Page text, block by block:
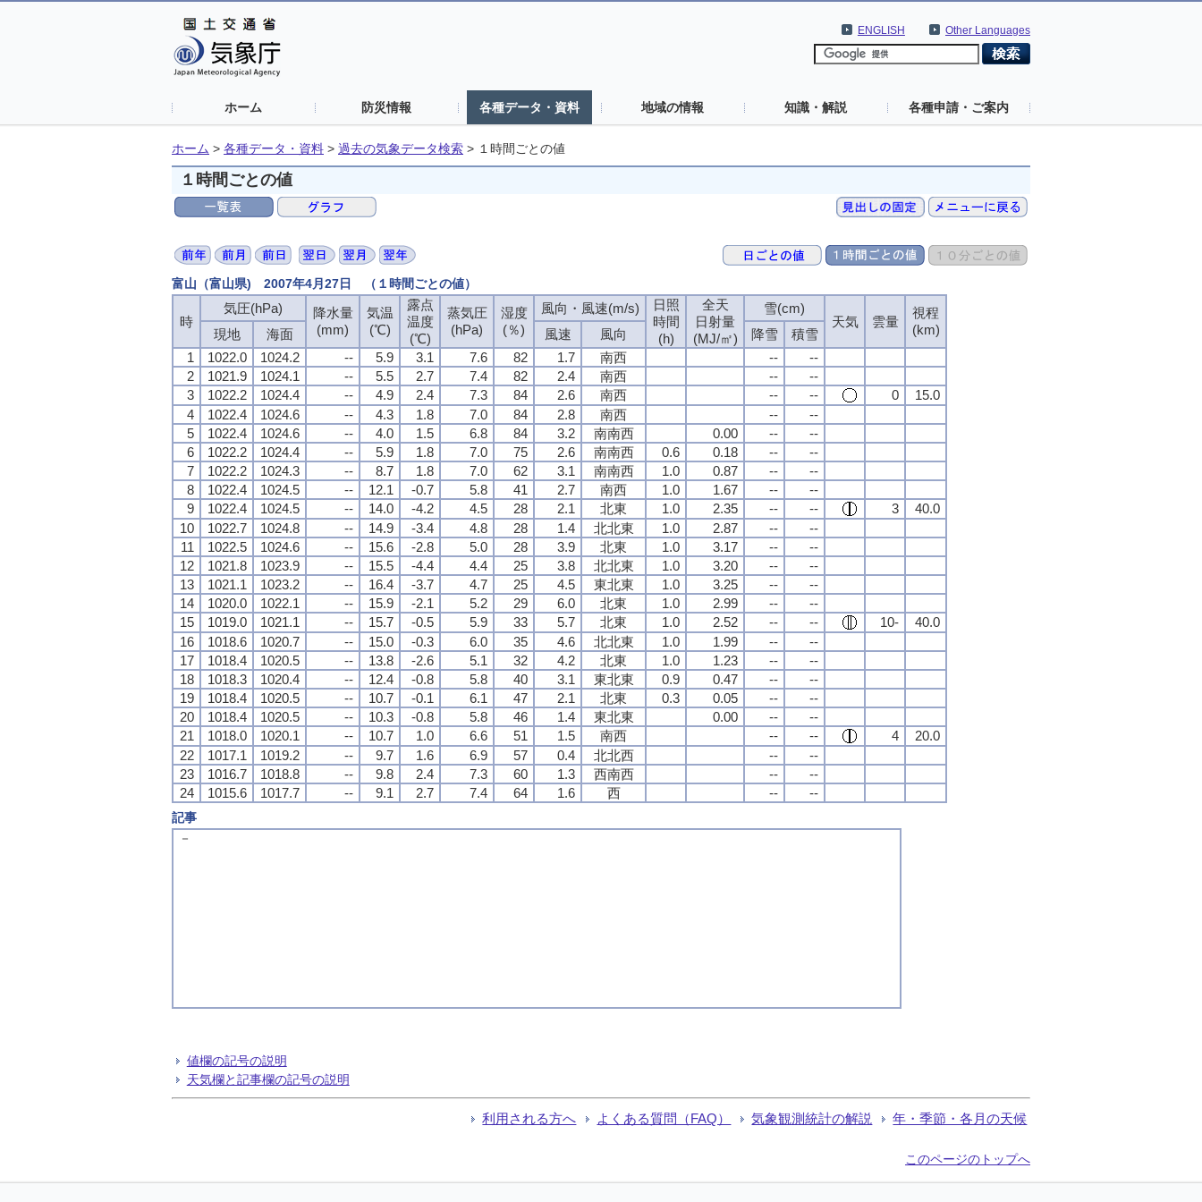
Other Languages
ENGLISH
ホーム 防災情報 各種データ・資料 地域の情報 知識・解説 各種申請・ご案内
ホーム > 各種データ・資料 > 過去の気象データ検索 > １時間ごとの値
１時間ごとの値
富山（富山県) 2007年4月27日 （１時間ごとの値）
時
気圧(hPa)
降水量
(mm)
気温
(℃)
露点
温度
(℃)
蒸気圧
(hPa)
湿度
(％)
風向・風速(m/s)
日照
時間
(h)
全天
日射量
(MJ/㎡)
雪(cm)
天気
雲量
視程
(km)
現地 海面 風速 風向 降雪
積雪
1
1022.0 1024.2 -- 5.9 3.1 7.6 82 1.7 南西 --
--
2
1021.9 1024.1 -- 5.5 2.7 7.4 82 2.4 南西 --
--
3
1022.2 1024.4 -- 4.9 2.4 7.3 84 2.6 南西 -- -- 0
15.0
4
1022.4 1024.6 -- 4.3 1.8 7.0 84 2.8 南西 --
--
5
1022.4 1024.6 -- 4.0 1.5 6.8 84 3.2 南南西 0.00 --
--
6
1022.2 1024.4 -- 5.9 1.8 7.0 75 2.6 南南西 0.6 0.18 --
--
7
1022.2 1024.3 -- 8.7 1.8 7.0 62 3.1 南南西 1.0 0.87 --
--
8
1022.4 1024.5 -- 12.1 -0.7 5.8 41 2.7 南西 1.0 1.67 --
--
9
1022.4 1024.5 -- 14.0 -4.2 4.5 28 2.1 北東 1.0 2.35 -- -- 3
40.0
10
1022.7 1024.8 -- 14.9 -3.4 4.8 28 1.4 北北東 1.0 2.87 --
--
11
1022.5 1024.6 -- 15.6 -2.8 5.0 28 3.9 北東 1.0 3.17 --
--
12
1021.8 1023.9 -- 15.5 -4.4 4.4 25 3.8 北北東 1.0 3.20 --
--
13
1021.1 1023.2 -- 16.4 -3.7 4.7 25 4.5 東北東 1.0 3.25 --
--
14
1020.0 1022.1 -- 15.9 -2.1 5.2 29 6.0 北東 1.0 2.99 --
--
15
1019.0 1021.1 -- 15.7 -0.5 5.9 33 5.7 北東 1.0 2.52 -- -- 10-
40.0
16
1018.6 1020.7 -- 15.0 -0.3 6.0 35 4.6 北北東 1.0 1.99 --
--
17
1018.4 1020.5 -- 13.8 -2.6 5.1 32 4.2 北東 1.0 1.23 --
--
18
1018.3 1020.4 -- 12.4 -0.8 5.8 40 3.1 東北東 0.9 0.47 --
--
19
1018.4 1020.5 -- 10.7 -0.1 6.1 47 2.1 北東 0.3 0.05 --
--
20
1018.4 1020.5 -- 10.3 -0.8 5.8 46 1.4 東北東 0.00 --
--
21
1018.0 1020.1 -- 10.7 1.0 6.6 51 1.5 南西 -- -- 4
20.0
22
1017.1 1019.2 -- 9.7 1.6 6.9 57 0.4 北北西 --
--
23
1016.7 1018.8 -- 9.8 2.4 7.3 60 1.3 西南西 --
--
24
1015.6 1017.7 -- 9.1 2.7 7.4 64 1.6 西 -- --
記事
－
値欄の記号の説明
天気欄と記事欄の記号の説明
利用される方へ よくある質問（FAQ） 気象観測統計の解説 年・季節・各月の天候
このページのトップへ